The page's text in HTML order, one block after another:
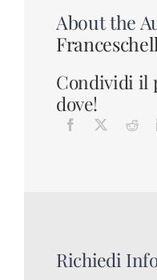
About the
Condividi il
dove!
Richiedi